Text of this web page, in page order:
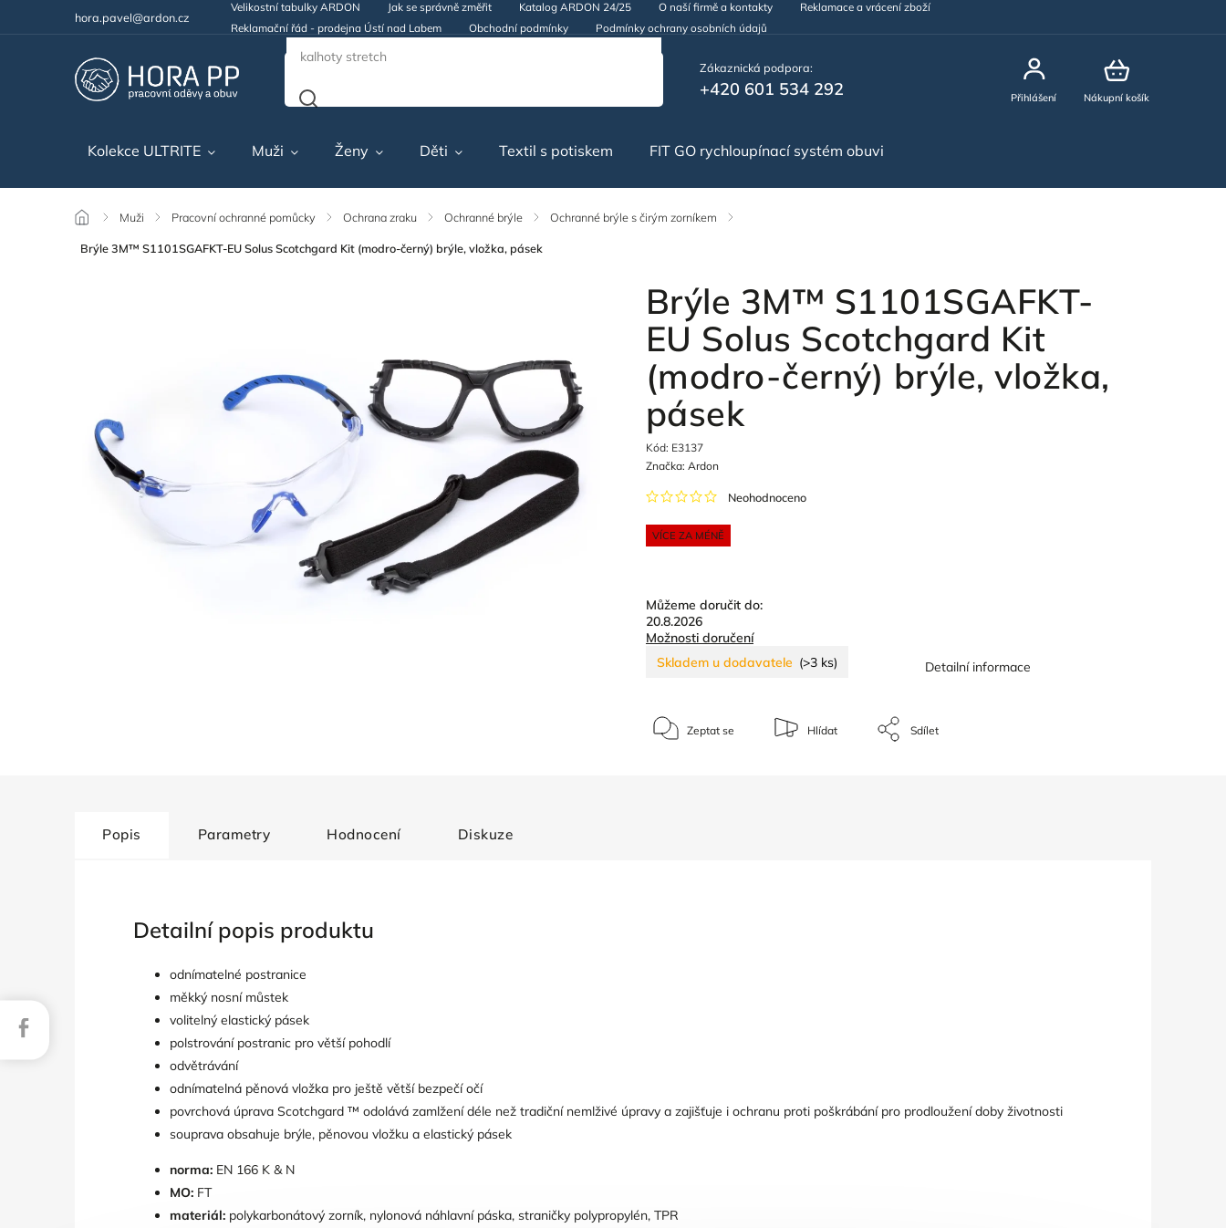
hora.pavel@ardon.cz
Velikostní tabulky ARDON Jak se správně změřit Katalog ARDON 24/25 O naší firmě a kontakty
Reklamace a vrácení zboží
Reklamační řád - prodejna Ústí nad Labem
Obchodní podmínky Podmínky ochrany osobních údajů
Zákaznická podpora:
+420 601 534 292 Nákupní košík
Přihlášení
Kolekce ULTRITE Muži Ženy Děti Textil s potiskem FIT GO rychloupínací systém obuvi
/ Muži / Pracovní ochranné pomůcky / Ochrana zraku / Ochranné brýle / Ochranné brýle s čirým zorníkem /
Brýle 3M™ S1101SGAFKT-EU Solus Scotchgard Kit (modro-černý) brýle, vložka, pásek
Brýle 3M™ S1101SGAFKT-
EU Solus Scotchgard Kit
(modro-černý) brýle, vložka,
pásek
Kód: E3137
VÍCE ZA MÉNĚ
Neohodnoceno
Značka: Ardon
Můžeme doručit do:
20.8.2026
Možnosti doručení
Skladem u dodavatele (>3 ks) Detailní informace
Zeptat se Hlídat Sdílet
Popis Parametry Hodnocení Diskuze
Detailní popis produktu
odnímatelné postranice
měkký nosní můstek
volitelný elastický pásek
polstrování postranic pro větší pohodlí
odvětrávání
odnímatelná pěnová vložka pro ještě větší bezpečí očí
povrchová úprava Scotchgard ™ odolává zamlžení déle než tradiční nemlživé úpravy a zajišťuje i ochranu proti poškrábání pro prodloužení doby životnosti
souprava obsahuje brýle, pěnovou vložku a elastický pásek
norma: EN 166 K & N
MO: FT
materiál: polykarbonátový zorník, nylonová náhlavní páska, straničky polypropylén, TPR